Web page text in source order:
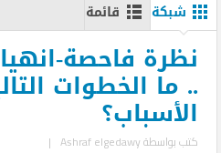
شبكة قائمة
نظرة فاحصة-
.. ما الخطوات
الأسباب؟
كتب بواسطةAshraf elgedawy
|